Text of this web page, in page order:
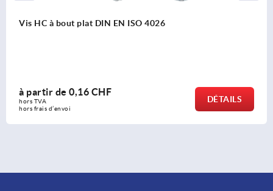
Poignées indexables
à partir de9,44 CHF
hors frais d’envoi